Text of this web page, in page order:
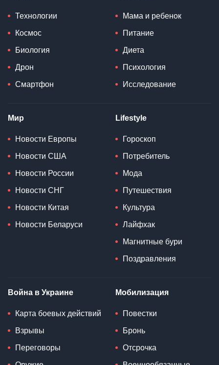
Технологии
Космос
Биология
Дрон
Смартфон
Мама и ребенок
Питание
Диета
Психология
Исследование
Мир
Новости Европы
Новости США
Новости России
Новости СНГ
Новости Китая
Новости Беларуси
Lifestyle
Гороскоп
Потребитель
Мода
Путешествия
Культура
Лайфхак
Магнитные бури
Поздравления
Война в Украине
Карта боевых действий
Взрывы
Переговоры
Мобилизация
Повестки
Бронь
Отсрочка